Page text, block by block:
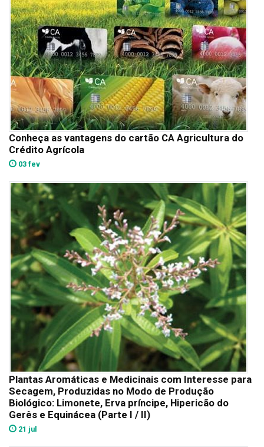
Conheça as vantagens do cartão CA Agricultura do
Crédito Agrícola
03 fev
Plantas Aromáticas e Medicinais com Interesse para
Secagem, Produzidas no Modo de Produção
Biológico: Limonete, Erva príncipe, Hipericão do
Gerês e Equinácea (Parte I / II)
21 jul